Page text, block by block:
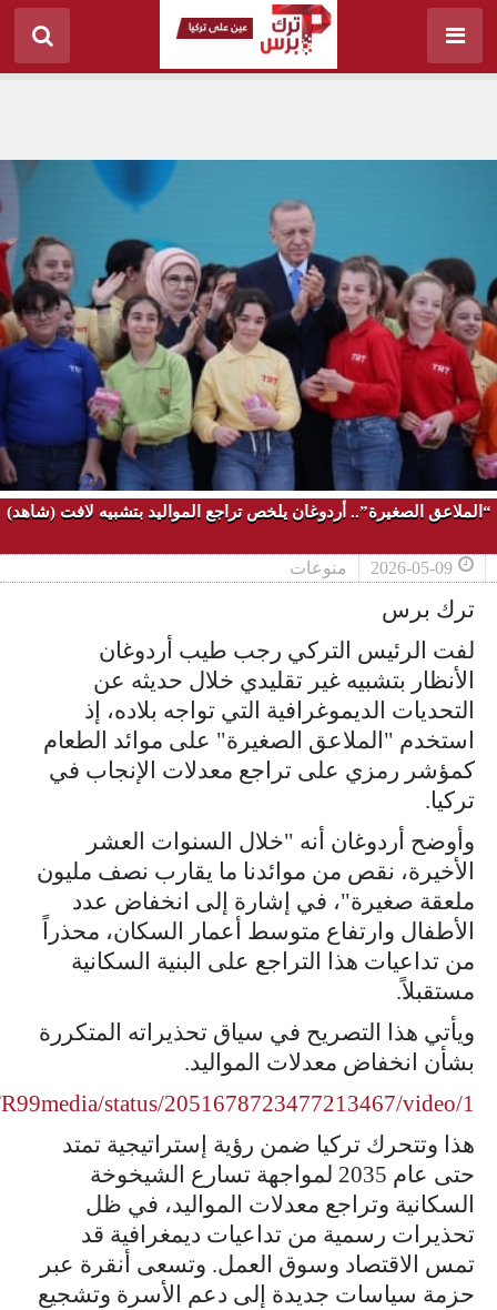
“الملاعق الصغيرة”.. أردوغان يلخص تراجع المواليد بتشبيه لافت (شاهد)
2026-05-09 منوعات
ترك برس
لفت الرئيس التركي رجب طيب أردوغان
الأنظار بتشبيه غير تقليدي خلال حديثه عن
التحديات الديموغرافية التي تواجه بلاده، إذ
استخدم "الملاعق الصغيرة" على موائد الطعام
كمؤشر رمزي على تراجع معدلات الإنجاب في
تركيا.
وأوضح أردوغان أنه "خلال السنوات العشر
الأخيرة، نقص من موائدنا ما يقارب نصف مليون
ملعقة صغيرة"، في إشارة إلى انخفاض عدد
الأطفال وارتفاع متوسط أعمار السكان، محذراً
من تداعيات هذا التراجع على البنية السكانية
مستقبلاً.
ويأتي هذا التصريح في سياق تحذيراته المتكررة
بشأن انخفاض معدلات المواليد.
status/2051678723477213467/video/1
هذا وتتحرك تركيا ضمن رؤية إستراتيجية تمتد
حتى عام 2035 لمواجهة تسارع الشيخوخة
السكانية وتراجع معدلات المواليد، في ظل
تحذيرات رسمية من تداعيات ديمغرافية قد
تمس الاقتصاد وسوق العمل. وتسعى أنقرة عبر
حزمة سياسات جديدة إلى دعم الأسرة وتشجيع